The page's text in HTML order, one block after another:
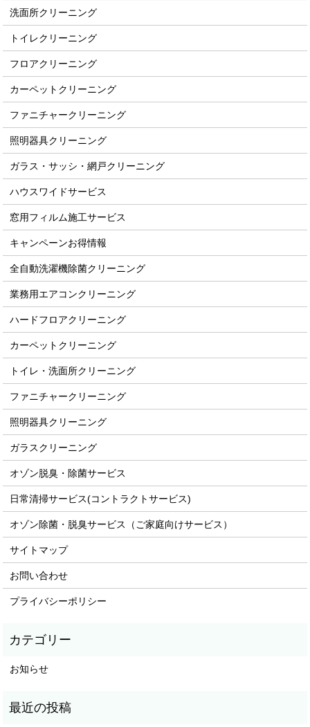
洗面所クリーニング
トイレクリーニング
フロアクリーニング
カーペットクリーニング
ファニチャークリーニング
照明器具クリーニング
ガラス・サッシ・網戸クリーニング
ハウスワイドサービス
窓用フィルム施工サービス
キャンペーンお得情報
全自動洗濯機除菌クリーニング
業務用エアコンクリーニング
ハードフロアクリーニング
カーペットクリーニング
トイレ・洗面所クリーニング
ファニチャークリーニング
照明器具クリーニング
ガラスクリーニング
オゾン脱臭・除菌サービス
日常清掃サービス(コントラクトサービス)
オゾン除菌・脱臭サービス（ご家庭向けサービス）
サイトマップ
お問い合わせ
プライバシーポリシー
お知らせ